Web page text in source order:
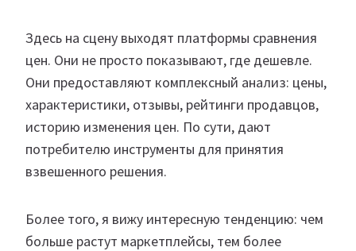
Здесь на сцену выходят платформы сравнения
цен. Они не просто показывают, где дешевле.
Они предоставляют комплексный анализ: цены,
характеристики, отзывы, рейтинги продавцов,
историю изменения цен. По сути, дают
потребителю инструменты для принятия
взвешенного решения.
Более того, я вижу интересную тенденцию: чем
больше растут маркетплейсы, тем более